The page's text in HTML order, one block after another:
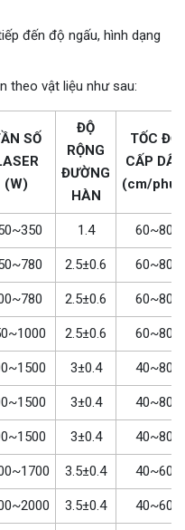
đến độ ngấu, hình dạng
theo vật liệu như sau:
SỐ
(W)
ĐỘ
RỘNG
ĐƯỜNG
HÀN
TỐC ĐỘ
CẤP DÂY
(cm/
1.4 60~80
2.5±0.6 60~80
2.5±0.6 60~80
2.5±0.6 60~80
3±0.4 40~80
3±0.4 40~80
3±0.4 40~80
3.5±0.4 40~60
3.5±0.4 40~60